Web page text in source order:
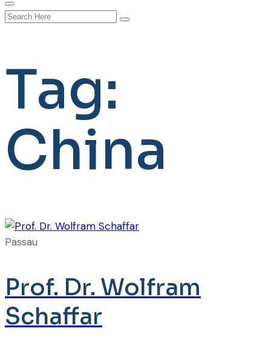
Tag:
China
Passau
Prof. Dr. Wolfram
Schaffar